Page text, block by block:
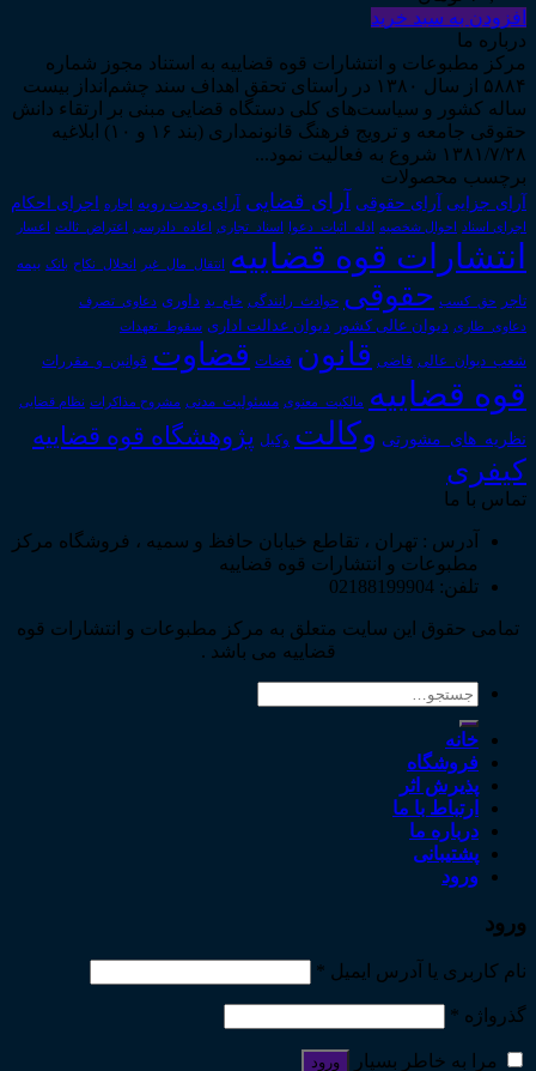
افزودن به سبد خرید
درباره ما
مرکز مطبوعات و انتشارات قوه قضاییه به استناد مجوز شماره
۵۸۸۴ از سال ۱۳۸۰ در راستای تحقق اهداف سند چشم‌انداز بیست
ساله کشور و سیاست‌های کلی دستگاه قضایی مبنی بر ارتقاء دانش
حقوقی جامعه و ترویج فرهنگ قانونمداری (بند ۱۶ و ۱۰) ابلاغیه
۱۳۸۱/۷/۲۸ شروع به فعالیت نمود...
برچسب محصولات
آرای جزایی آرای حقوقی آرای قضایی آرای وحدت رویه اجاره اجرای احکام
اجرای اسناد احوال شخصیه ادله_اثبات_دعوا اسناد_تجاری اعاده_دادرسی اعتراض_ثالث اعسار
انتشارات قوه قضاییه انتقال_مال_غیر انحلال_نکاح بانک بیمه
تاجر حق_کسب حقوقی حوادث_رانندگی خلع_ید داوری دعاوی_تصرف
دعاوی_طاری دیوان عالی کشور دیوان عدالت اداری سقوط_تعهدات
شعب_دیوان_عالی قاضی قانون قضات قضاوت قوانین_و_مقررات
قوه قضاییه مالکیت_معنوی مسئولیت_مدنی مشروح مذاکرات نظام قضایی
نظریه_های_مشورتی وکالت وکیل پژوهشگاه قوه قضاییه
کیفری
تماس با ما
آدرس : تهران ، تقاطع خیابان حافظ و سمیه ، فروشگاه مرکز
مطبوعات و انتشارات قوه قضاییه
تلفن: 02188199904
تمامی حقوق این سایت متعلق به مرکز مطبوعات و انتشارات قوه
قضاییه می باشد .
جستجو
خانه
فروشگاه
پذیرش اثر
ارتباط با ما
درباره ما
پشتیبانی
ورود
ورود
نام کاربری یا آدرس ایمیل *
گذرواژه *
مرا به خاطر بسپار ورود